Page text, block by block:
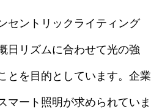
セントリックライティング
日リズムに合わせて光の強
とを目的としています。企業
マート照明が求められていま